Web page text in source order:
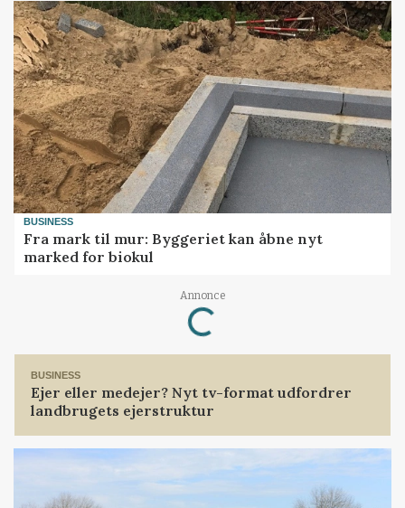
BUSINESS
Fra mark til mur: Byggeriet kan åbne nyt
marked for biokul
Annonce
Loading...
BUSINESS
Ejer eller medejer? Nyt tv-format udfordrer
landbrugets ejerstruktur